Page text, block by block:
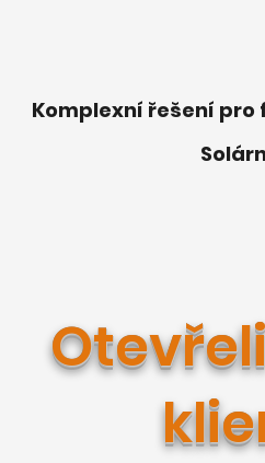
Komplexní řešení pro